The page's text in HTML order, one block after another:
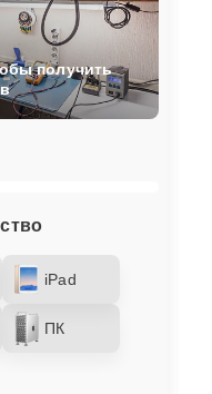
iPad
ПК
получить